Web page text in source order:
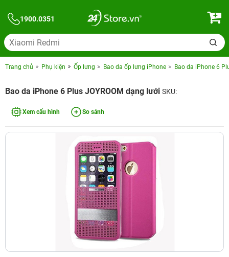
1900.0351
Trang chủ Phụ kiện Ốp lưng Bao da ốp lưng iPhone Bao da iPhone 6
Bao da iPhone 6 Plus JOYROOM dạng lưới SKU:
Xem cấu hình So sánh